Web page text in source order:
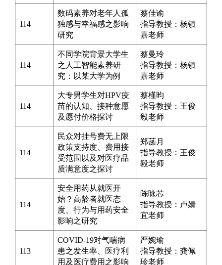
114
数码素养对老年人孤
独感与幸福感之影响
研究
蔡佳谕
指导教授： 杨镇
嘉老师
114
不同学院背景大学生
之人工智能素养研
究：以某大学为例
蔡曼玲
指导教授： 杨镇
嘉老师
114
大专男学生对HPV疫
苗的认知、接种意愿
及愿付价格探讨
蔡槿昀
指导教授： 王俊
毅老师
114
民众对挂号费无上限
政策支持度、费用接
受范围以及对医疗品
质满意度之探讨
郑菡月
指导教授： 王俊
毅老师
114
安全用药从就医开
始？高龄者就医态
度、行为与用药安全
影响之研究
陈咏芯
指导教授： 卢婧
宜老师
113
COVID-19对气喘病
患之发生率、医疗利
用及医疗费用之影响
严婉瑜
指导教授： 龚佩
珍老师